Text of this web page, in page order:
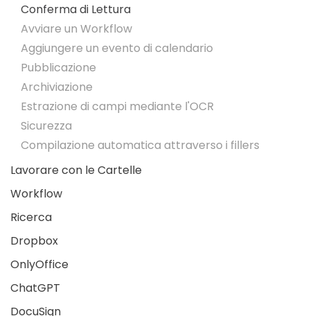
Conferma di Lettura
Avviare un Workflow
Aggiungere un evento di calendario
Pubblicazione
Archiviazione
Estrazione di campi mediante l'OCR
Sicurezza
Compilazione automatica attraverso i fillers
Lavorare con le Cartelle
Workflow
Ricerca
Dropbox
OnlyOffice
ChatGPT
DocuSign